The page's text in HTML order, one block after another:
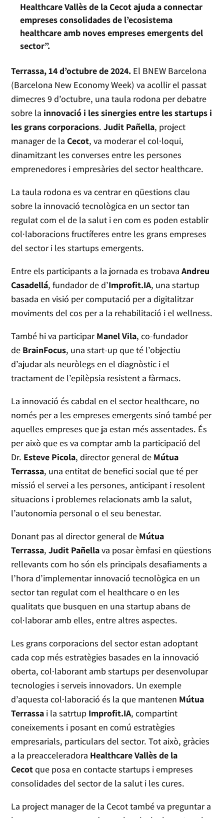
Healthcare Vallès de la Cecot ajuda a connectar
empreses consolidades de l’ecosistema
healthcare amb noves empreses emergents del
sector”.
Terrassa, 14 d’octubre de 2024. El BNEW Barcelona
(Barcelona New Economy Week) va acollir el passat
dimecres 9 d’octubre, una taula rodona per debatre
sobre la innovació i les sinergies entre les startups i
les grans corporacions.Judit Pañella, project
manager de laCecot, va moderar el col·loqui,
dinamitzant les converses entre les persones
emprenedores i empresàries del sector healthcare.
La taula rodona es va centrar en qüestions clau
sobre la innovació tecnològica en un sector tan
regulat com el de la salut i en com es poden establir
col·laboracions fructíferes entre les grans empreses
del sector i les startups emergents.
Entre els participants a la jornada es trobavaAndreu
Casadellá, fundador de d’Improfit.IA, una startup
basada en visió per computació per a digitalitzar
moviments del cos per a la rehabilitació i el wellness.
També hi va participarManel Vila, co-fundador
de BrainFocus, una start-up que té l’objectiu
d’ajudar als neuròlegs en el diagnòstic i el
tractament de l’epilèpsia resistent a fàrmacs.
La innovació és cabdal en el sector healthcare, no
només per a les empreses emergents sinó també per
aquelles empreses que ja estan més assentades. És
per això que es va comptar amb la participació del
Dr. Esteve Picola, director general de Mútua
Terrassa, una entitat de benefici social que té per
missió el servei a les persones, anticipant i resolent
situacions i problemes relacionats amb la salut,
l’autonomia personal o el seu benestar.
Donant pas al director general de Mútua
Terrassa,Judit Pañellava posar èmfasi en qüestions
rellevants com ho són els principals desafiaments a
l’hora d’implementar innovació tecnològica en un
sector tan regulat com el healthcare o en les
qualitats que busquen en una startup abans de
col·laborar amb elles, entre altres aspectes.
Les grans corporacions del sector estan adoptant
cada cop més estratègies basades en la innovació
oberta, col·laborant amb startups per desenvolupar
tecnologies i serveis innovadors. Un exemple
d’aquesta col·laboració és la que mantenen Mútua
Terrassa i la satrtup Improfit.IA, compartint
coneixements i posant en comú estratègies
empresarials, particulars del sector. Tot això, gràcies
a la preacceleradora Healthcare Vallès de la
Cecotque posa en contacte startups i empreses
consolidades del sector de la salut i les cures.
La project manager de la Cecot també va preguntar a